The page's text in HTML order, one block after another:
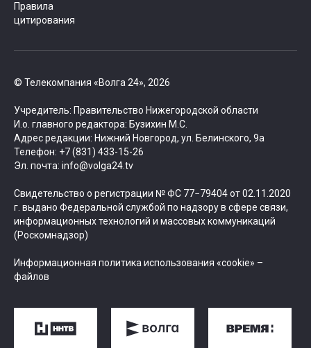
© Телекомпания «Волга 24», 2026
Учредитель: Правительство Нижегородской области
И.о. главного редактора: Бузихин М.С.
Адрес редакции: Нижний Новгород, ул. Белинского, 9а
Телефон: +7 (831) 433-15-26
Эл. почта: info@volga24.tv
Свидетельство о регистрации № ФС 77−79404 от 02.11.2020
г. выдано Федеральной службой по надзору в сфере связи,
информационных технологий и массовых коммуникаций
(Роскомнадзор)
Информационная политика использования «cookie» –
файлов
Правила
цитирования